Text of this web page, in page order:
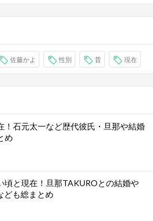
佐藤かよ 性別 昔 現在
！石元太一など歴代彼氏・旦那や結婚
め
頃と現在！旦那TAKUROとの結婚や
ども総まとめ